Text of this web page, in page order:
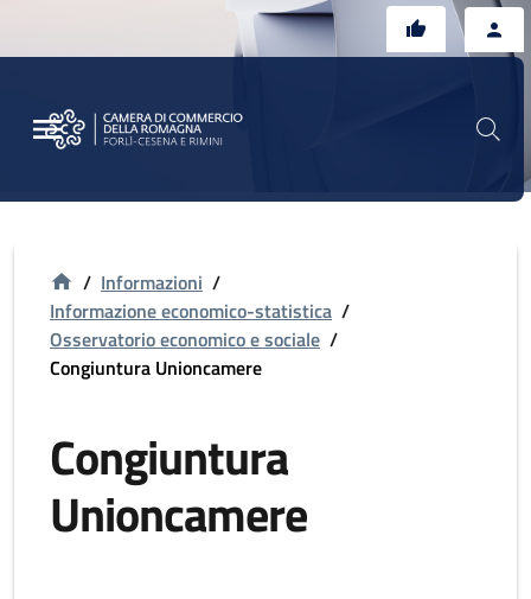
/ Informazioni /
Informazione economico-statistica /
Osservatorio economico e sociale /
Congiuntura Unioncamere
Congiuntura
Unioncamere